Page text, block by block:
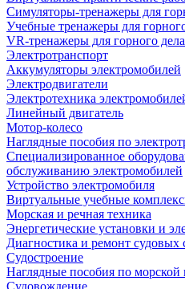
Симуляторы-тренажеры для
Учебные тренажеры для
VR-тренажеры для горного дела
Электротранспорт
Аккумуляторы электромобилей
Электродвигатели
Электротехника
Линейный двигатель
Мотор-колесо
Наглядные пособия по
Специализированное
обслуживанию электромобилей
Устройство электромобиля
Виртуальные учебные
Морская и речная техника
Энергетические установки и
Диагностика и ремонт судовых
Судостроение
Наглядные пособия по морской
Судовождение